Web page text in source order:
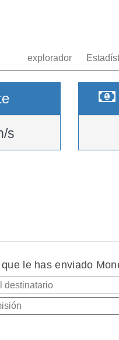
explorador
s
le has enviado